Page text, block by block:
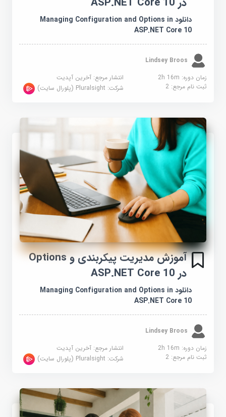
دانلود Managing Configuration and Options in
ASP.NET Core 10
Lindsey Broos
زمان دوره: 2h 16m
انتشار مرجع:آخرین آپدیت
ثبت نام مرجع:2 شرکت:Pluralsight (پلورال سایت)
آموزش مدیریت پیکربندی و Options
در ASP.NET Core 10
دانلود Managing Configuration and Options in
ASP.NET Core 10
Lindsey Broos
زمان دوره: 2h 16m
انتشار مرجع:آخرین آپدیت
ثبت نام مرجع:2 شرکت:Pluralsight (پلورال سایت)